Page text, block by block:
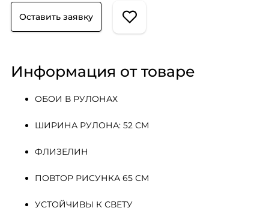
Оставить заявку
Информация от товаре
ОБОИ В РУЛОНАХ
ШИРИНА РУЛОНА: 52 СМ
ФЛИЗЕЛИН
ПОВТОР РИСУНКА 65 СМ
УСТОЙЧИВЫ К СВЕТУ